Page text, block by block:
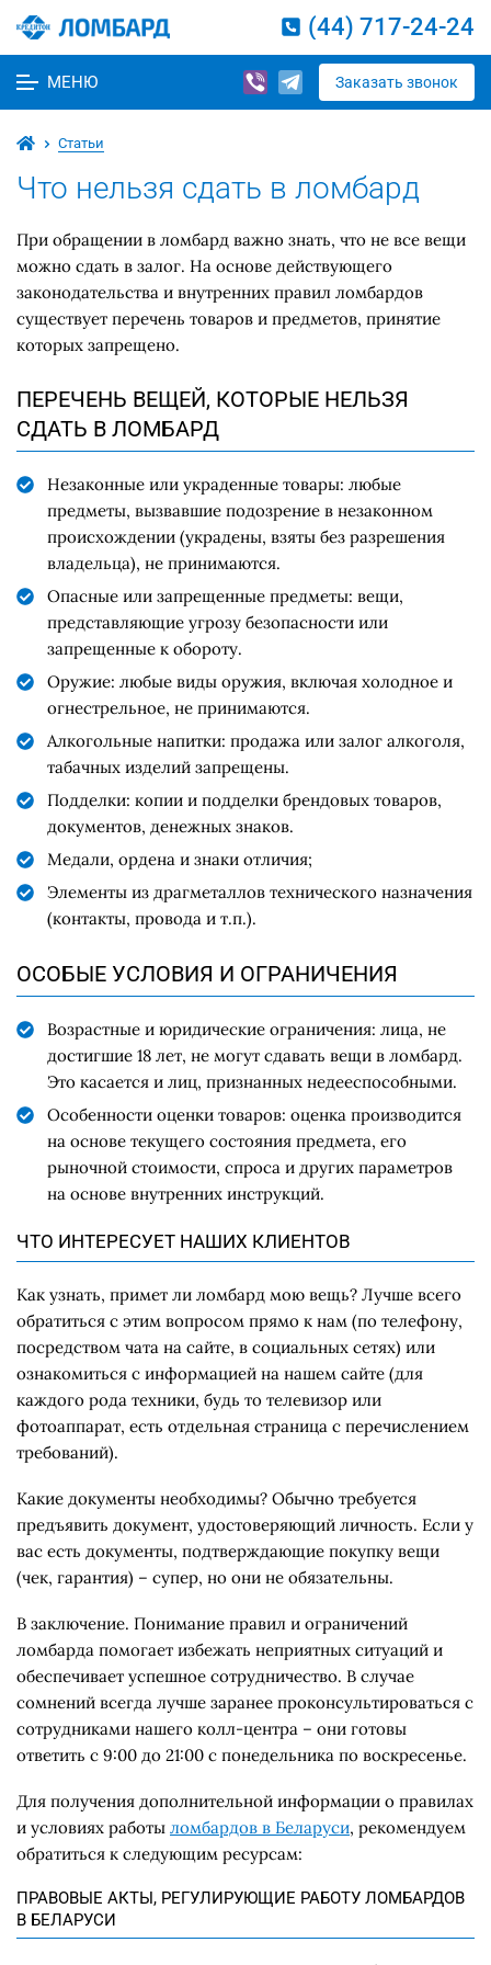
(44) 717-24-24
МЕНЮ Заказать звонок
Статьи
Что нельзя сдать в ломбард
При обращении в ломбард важно знать, что не все вещи
можно сдать в залог. На основе действующего
законодательства и внутренних правил ломбардов
существует перечень товаров и предметов, принятие
которых запрещено.
ПЕРЕЧЕНЬ ВЕЩЕЙ, КОТОРЫЕ НЕЛЬЗЯ
СДАТЬ В ЛОМБАРД
Незаконные или украденные товары: любые
предметы, вызвавшие подозрение в незаконном
происхождении (украдены, взяты без разрешения
владельца), не принимаются.
Опасные или запрещенные предметы: вещи,
представляющие угрозу безопасности или
запрещенные к обороту.
Оружие: любые виды оружия, включая холодное и
огнестрельное, не принимаются.
Алкогольные напитки: продажа или залог алкоголя,
табачных изделий запрещены.
Подделки: копии и подделки брендовых товаров,
документов, денежных знаков.
Медали, ордена и знаки отличия;
Элементы из драгметаллов технического назначения
(контакты, провода и т.п.).
ОСОБЫЕ УСЛОВИЯ И ОГРАНИЧЕНИЯ
Возрастные и юридические ограничения: лица, не
достигшие 18 лет, не могут сдавать вещи в ломбард.
Это касается и лиц, признанных недееспособными.
Особенности оценки товаров: оценка производится
на основе текущего состояния предмета, его
рыночной стоимости, спроса и других параметров
на основе внутренних инструкций.
ЧТО ИНТЕРЕСУЕТ НАШИХ КЛИЕНТОВ
Как узнать, примет ли ломбард мою вещь? Лучше всего
обратиться с этим вопросом прямо к нам (по телефону,
посредством чата на сайте, в социальных сетях) или
ознакомиться с информацией на нашем сайте (для
каждого рода техники, будь то телевизор или
фотоаппарат, есть отдельная страница с перечислением
требований).
Какие документы необходимы? Обычно требуется
предъявить документ, удостоверяющий личность. Если у
вас есть документы, подтверждающие покупку вещи
(чек, гарантия) – супер, но они не обязательны.
В заключение. Понимание правил и ограничений
ломбарда помогает избежать неприятных ситуаций и
обеспечивает успешное сотрудничество. В случае
сомнений всегда лучше заранее проконсультироваться с
сотрудниками нашего колл-центра – они готовы
ответить с 9:00 до 21:00 с понедельника по воскресенье.
Для получения дополнительной информации о правилах
и условиях работы ломбардов в Беларуси, рекомендуем
обратиться к следующим ресурсам:
ПРАВОВЫЕ АКТЫ, РЕГУЛИРУЮЩИЕ РАБОТУ ЛОМБАРДОВ
В БЕЛАРУСИ